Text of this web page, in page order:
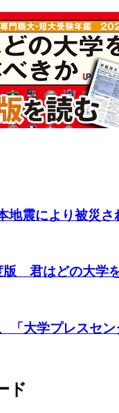
地震により被災さ
版 君はどの大学
「大学プレスセ
ド